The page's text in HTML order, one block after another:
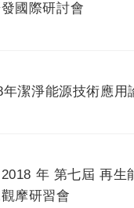
國際研討會
年潔淨能源技術應用
2018 年 第七屆 再生
摩研習會